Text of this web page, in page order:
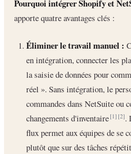
Pourquoi intégrer Shopify et
apporte quatre avantages clés :
Éliminer le travail manuel :
en intégration, connecter les
la saisie de données pour
réel ». Sans intégration, le
commandes dans NetSuite ou
changements d'inventaire[1] [2].
flux permet aux équipes de se
plutôt que sur des tâches